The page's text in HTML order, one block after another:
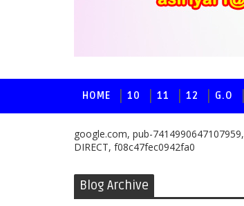
HOME 10 11 12 G.O
google.com, pub-7414990647107959,
DIRECT, f08c47fec0942fa0
Blog Archive